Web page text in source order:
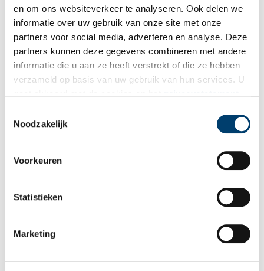
en om ons websiteverkeer te analyseren. Ook delen we
informatie over uw gebruik van onze site met onze
partners voor social media, adverteren en analyse. Deze
partners kunnen deze gegevens combineren met andere
informatie die u aan ze heeft verstrekt of die ze hebben
verzameld op basis van uw gebruik van hun services. U
Noodzakelijk
Voorkeuren
Statistieken
Marketing
Ontvang de nieuwsbrief
Wilt u op de hoogte blijven van de mooiste verhalen en het
laatste erfgoednieuws? Schrijf u dan nu in voor onze
wekelijkse nieuwsbrief!
Bij inschrijving gaat u akkoord met ons
Aanvullingen
Vereiste velden zijn gemarkeerd met *. Het e-mailadres wordt niet